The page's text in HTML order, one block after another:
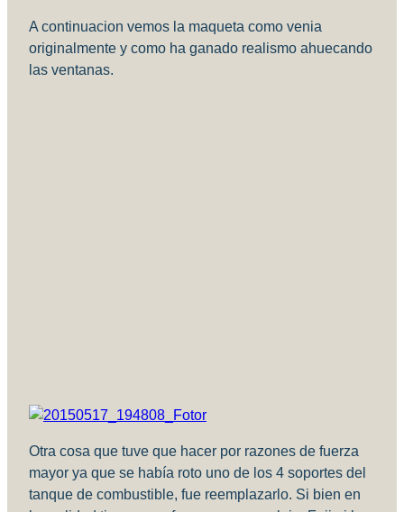
A continuacion vemos la maqueta como venia
originalmente y como ha ganado realismo ahuecando
las ventanas.
Otra cosa que tuve que hacer por razones de fuerza
mayor ya que se había roto uno de los 4 soportes del
tanque de combustible, fue reemplazarlo. Si bien en